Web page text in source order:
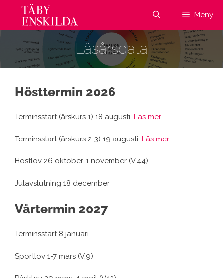
Hoppa
innehåll
Meny
Läsårsdata
Hösttermin 2026
Terminsstart (årskurs 1) 18 augusti. Läs mer.
Terminsstart (årskurs 2-3) 19 augusti. Läs mer.
Höstlov 26 oktober-1 november (V.44)
Julavslutning 18 december
Vårtermin 2027
Terminsstart 8 januari
Sportlov 1-7 mars (V.9)